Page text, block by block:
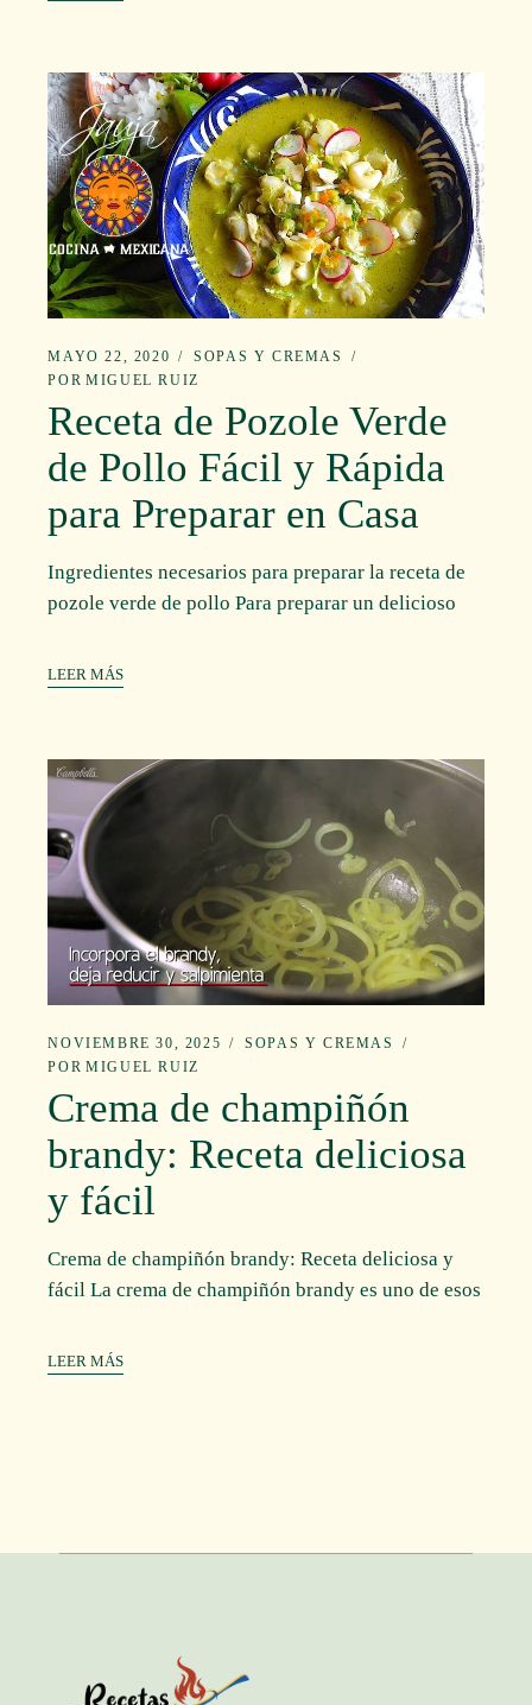
MAYO 22, 2020
SOPAS Y CREMAS
POR MIGUEL RUIZ
Receta de Pozole Verde
de Pollo Fácil y Rápida
para Preparar en Casa
Ingredientes necesarios para preparar la receta de
pozole verde de pollo Para preparar un delicioso
LEER MÁS
NOVIEMBRE 30, 2025
SOPAS Y CREMAS
POR MIGUEL RUIZ
Crema de champiñón
brandy: Receta deliciosa
y fácil
Crema de champiñón brandy: Receta deliciosa y
fácil La crema de champiñón brandy es uno de esos
LEER MÁS